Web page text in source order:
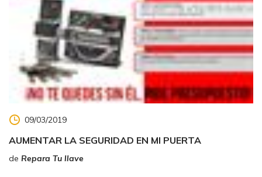
09/03/2019
AUMENTAR LA SEGURIDAD EN MI PUERTA
de Repara Tu llave